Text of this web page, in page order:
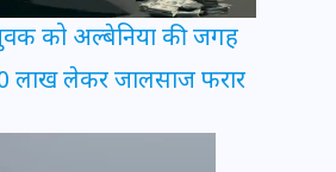
को अल्बेनिया की जगह
लाख लेकर जालसाज फरार